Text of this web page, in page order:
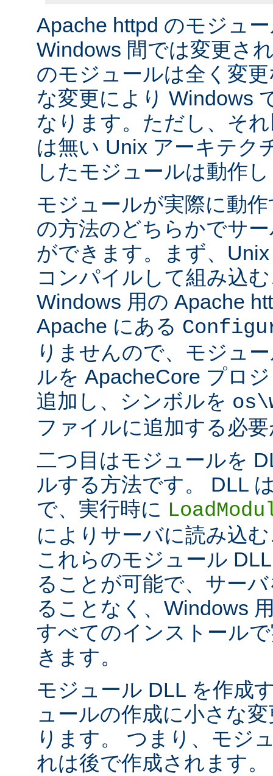
Apache httpd のモジュ
Windows 間では変更さ
のモジュールは全く変
な変更により Windows
なります。ただし、そ
は無い Unix アーキテク
したモジュールは動作
モジュールが実際に動
の方法のどちらかでサ
ができます。まず、
コンパイルして組み込
Windows 用の Apache
Apache にある
りませんので、モジュ
ルを ApacheCore プロ
追加し、シンボルを
ファイルに追加する必
二つ目はモジュールを
ルする方法です。 DLL
で、実行時に
によりサーバに読み込
これらのモジュール
ることが可能で、サー
ることなく、Windows
すべてのインストール
きます。
モジュール DLL を作成
ュールの作成に小さな
ります。 つまり、モジ
れは後で作成されます